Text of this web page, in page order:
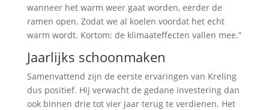
wanneer het warm weer gaat worden, eerder de
ramen open. Zodat we al koelen voordat het echt
warm wordt. Kortom: de klimaateffecten vallen mee.”
Jaarlijks schoonmaken
Samenvattend zijn de eerste ervaringen van Kreling
dus positief. Hij verwacht de gedane investering dan
ook binnen drie tot vier jaar terug te verdienen. Het